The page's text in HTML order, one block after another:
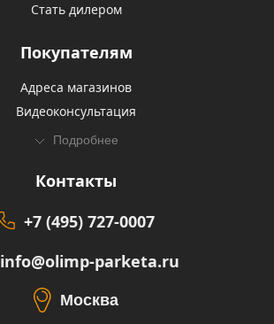
Стать дилером
Покупателям
Адреса магазинов
Видеоконсультация
Подробнее
Контакты
+7 (495) 727-0007
info@olimp-parketa.ru
Москва